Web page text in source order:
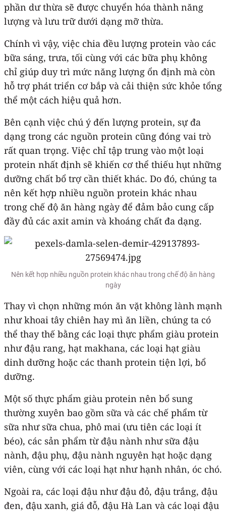
phần dư thừa sẽ được chuyển hóa thành năng
lượng và lưu trữ dưới dạng mỡ thừa.
Chính vì vậy, việc chia đều lượng protein vào các
bữa sáng, trưa, tối cùng với các bữa phụ không
chỉ giúp duy trì mức năng lượng ổn định mà còn
hỗ trợ phát triển cơ bắp và cải thiện sức khỏe tổng
thể một cách hiệu quả hơn.
Bên cạnh việc chú ý đến lượng protein, sự đa
dạng trong các nguồn protein cũng đóng vai trò
rất quan trọng. Việc chỉ tập trung vào một loại
protein nhất định sẽ khiến cơ thể thiếu hụt những
dưỡng chất bổ trợ cần thiết khác. Do đó, chúng ta
nên kết hợp nhiều nguồn protein khác nhau
trong chế độ ăn hàng ngày để đảm bảo cung cấp
đầy đủ các axit amin và khoáng chất đa dạng.
Nên kết hợp nhiều nguồn protein khác nhau trong chế độ ăn hàng
ngày
Thay vì chọn những món ăn vặt không lành mạnh
như khoai tây chiên hay mì ăn liền, chúng ta có
thể thay thế bằng các loại thực phẩm giàu protein
như đậu rang, hạt makhana, các loại hạt giàu
dinh dưỡng hoặc các thanh protein tiện lợi, bổ
dưỡng.
Một số thực phẩm giàu protein nên bổ sung
thường xuyên bao gồm sữa và các chế phẩm từ
sữa như sữa chua, phô mai (ưu tiên các loại ít
béo), các sản phẩm từ đậu nành như sữa đậu
nành, đậu phụ, đậu nành nguyên hạt hoặc dạng
viên, cùng với các loại hạt như hạnh nhân, óc chó.
Ngoài ra, các loại đậu như đậu đỏ, đậu trắng, đậu
đen, đậu xanh, giá đỗ, đậu Hà Lan và các loại đậu